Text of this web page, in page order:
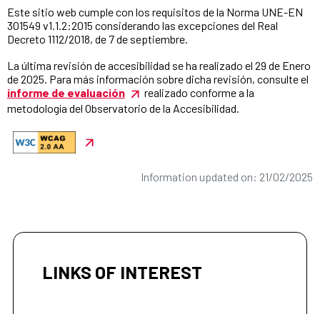
Este sitio web cumple con los requisitos de la Norma UNE-EN
301549 v1.1.2:2015 considerando las excepciones del Real
Decreto 1112/2018, de 7 de septiembre.
La última revisión de accesibilidad se ha realizado el 29 de Enero
de 2025. Para más información sobre dicha revisión, consulte el
informe de evaluación
realizado conforme a la
metodología del Observatorio de la Accesibilidad.
Information updated on: 21/02/2025
LINKS OF INTEREST